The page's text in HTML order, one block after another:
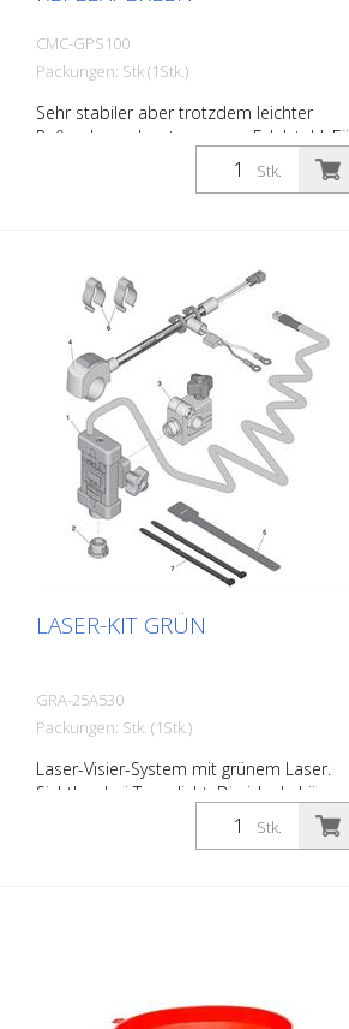
CMC-GPS100
Packungen: Stk (1Stk.)
Sehr stabiler aber trotzdem leichter
Reflexglasperlenstreuer aus Edelstahl. Für
das einfache und schnelle Abstreuen von
Linien oder Flächen im Bereich der
ist an den Rändern zusätzlich mit
Dichtmasse abgedichtet. Inhalt: ca. 5 Liter
Stk.
LASER-KIT GRÜN
GRA-25A530
Packungen: Stk. (1Stk.)
Laser-Visier-System mit grünem Laser.
Sichtbar bei Tageslicht. Die ideale Lösung
um auch in Hallen "bis an die Wand zu
Stk.